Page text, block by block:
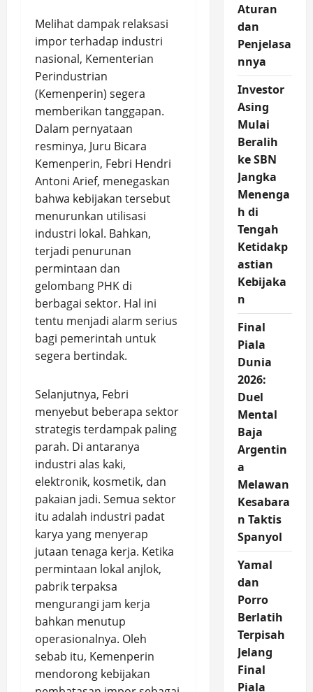
Melihat dampak relaksasi
impor terhadap industri
nasional, Kementerian
Perindustrian
(Kemenperin) segera
memberikan tanggapan.
Dalam pernyataan
resminya, Juru Bicara
Kemenperin, Febri Hendri
Antoni Arief, menegaskan
bahwa kebijakan tersebut
menurunkan utilisasi
industri lokal. Bahkan,
terjadi penurunan
permintaan dan
gelombang PHK di
berbagai sektor. Hal ini
tentu menjadi alarm serius
bagi pemerintah untuk
segera bertindak.
Selanjutnya, Febri
menyebut beberapa sektor
strategis terdampak paling
parah. Di antaranya
industri alas kaki,
elektronik, kosmetik, dan
pakaian jadi. Semua sektor
itu adalah industri padat
karya yang menyerap
jutaan tenaga kerja. Ketika
permintaan lokal anjlok,
pabrik terpaksa
mengurangi jam kerja
bahkan menutup
operasionalnya. Oleh
sebab itu, Kemenperin
mendorong kebijakan
Aturan
dan
Penjelasa
nnya
Investor
Asing
Mulai
Beralih
ke SBN
Jangka
Menenga
h di
Tengah
Ketidakp
astian
Kebijaka
n
Final
Piala
Dunia
2026:
Duel
Mental
Baja
Argentin
a
Melawan
Kesabara
n Taktis
Spanyol
Yamal
dan
Porro
Berlatih
Terpisah
Jelang
Final
Piala